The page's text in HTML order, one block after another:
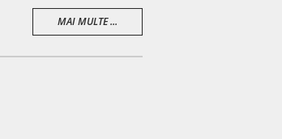
MAI MULTE ...